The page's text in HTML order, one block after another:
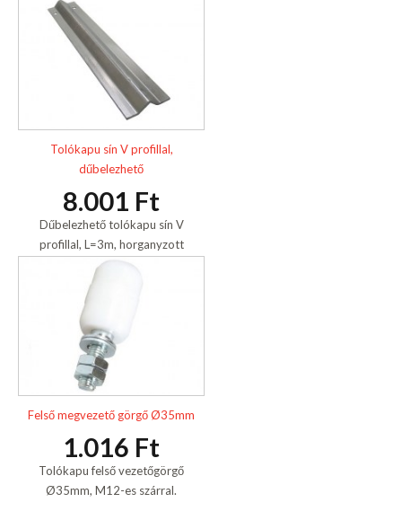
Tolókapu sín V profillal,
dűbelezhető
8.001 Ft
Dűbelezhető tolókapu sín V
profillal, L=3m, horganyzott
Felső megvezető görgő Ø35mm
1.016 Ft
Tolókapu felső vezetőgörgő
Ø35mm, M12-es szárral.